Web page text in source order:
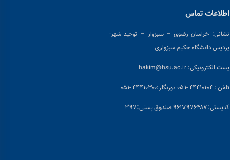
اطلاعات تماس
نشانی: خراسان رضوی – سبزوار – توحید شهر-
پردیس دانشگاه حکیم سبزواری
پست الکترونیکی: hakim@hsu.ac.ir
تلفن : ۴۴۴۱۰۱۰۴ -۰۵۱ دورنگار:۴۴۴۱۰۳۰۰ -۰۵۱
کدپستی:۹۶۱۷۹۷۶۴۸۷ صندوق پستی:۳۹۷